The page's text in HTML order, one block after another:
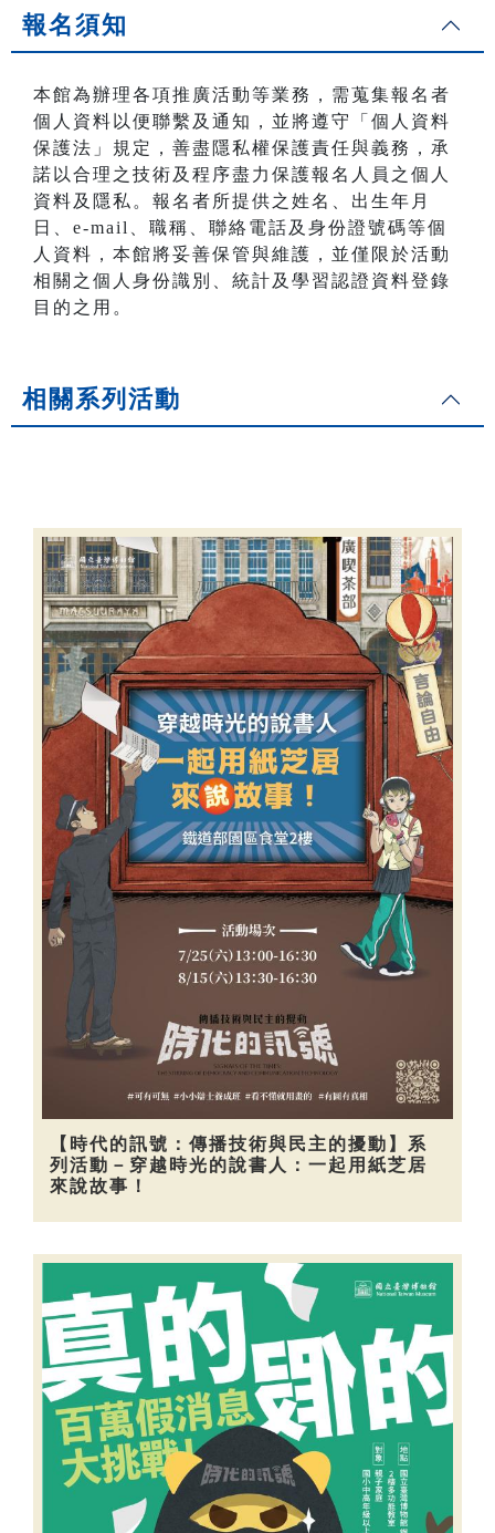
報名須知
本館為辦理各項推廣活動等業務，需蒐集報名者
個人資料以便聯繫及通知，並將遵守「個人資料
保護法」規定，善盡隱私權保護責任與義務，承
諾以合理之技術及程序盡力保護報名人員之個人
資料及隱私。報名者所提供之姓名、出生年月
日、e-mail、職稱、聯絡電話及身份證號碼等個
人資料，本館將妥善保管與維護，並僅限於活動
相關之個人身份識別、統計及學習認證資料登錄
目的之用。
相關系列活動
【時代的訊號：傳播技術與民主的擾動】系
列活動－穿越時光的說書人：一起用紙芝居
來說故事！